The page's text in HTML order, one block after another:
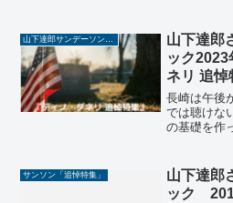
も春の嵐で
キー・エド
山下達郎サンデーソングブック
山下達郎
ック
ネリ 追悼
長崎は午後
では聴けな
の基礎を作
ンエアされ
ーソングブ
サンソン「追悼特集」
山下達郎
ック